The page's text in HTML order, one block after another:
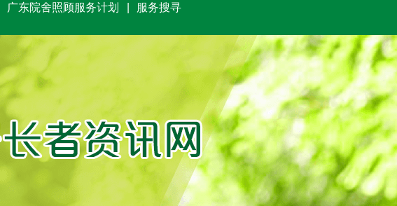
广东院舍照顾服务计划 服务搜寻